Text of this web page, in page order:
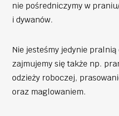
nie pośredniczymy w
i dywanów.
Nie jesteśmy jedynie
zajmujemy się także np.
odzieży roboczej,
oraz maglowaniem.